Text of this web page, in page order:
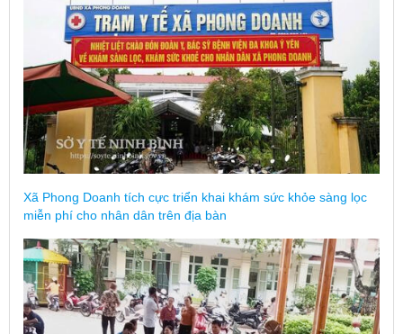
Xã Phong Doanh tích cực triển khai khám sức khỏe sàng lọc
miễn phí cho nhân dân trên địa bàn